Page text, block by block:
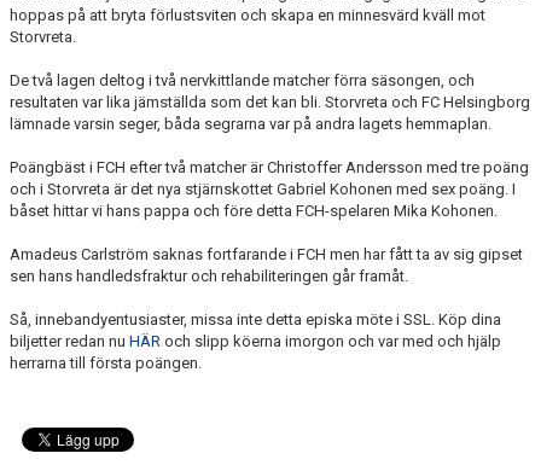
hoppas på att bryta förlustsviten och skapa en minnesvärd kväll mot
Storvreta.
De två lagen deltog i två nervkittlande matcher förra säsongen, och
resultaten var lika jämställda som det kan bli. Storvreta och FC Helsingborg
lämnade varsin seger, båda segrarna var på andra lagets hemmaplan.
Poängbäst i FCH efter två matcher är Christoffer Andersson med tre poäng
och i Storvreta är det nya stjärnskottet Gabriel Kohonen med sex poäng. I
båset hittar vi hans pappa och före detta FCH-spelaren Mika Kohonen.
Amadeus Carlström saknas fortfarande i FCH men har fått ta av sig gipset
sen hans handledsfraktur och rehabiliteringen går framåt.
Så, innebandyentusiaster, missa inte detta episka möte i SSL. Köp dina
biljetter redan nu HÄR och slipp köerna imorgon och var med och hjälp
herrarna till första poängen.